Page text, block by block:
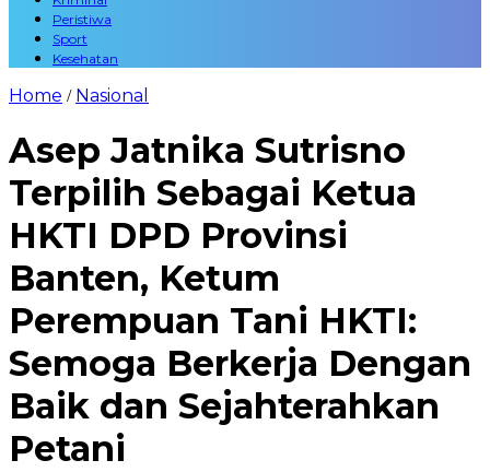
Peristiwa
Sport
Kesehatan
Home / Nasional
Asep Jatnika Sutrisno
Terpilih Sebagai Ketua
HKTI DPD Provinsi
Banten, Ketum
Perempuan Tani HKTI:
Semoga Berkerja Dengan
Baik dan Sejahterahkan
Petani